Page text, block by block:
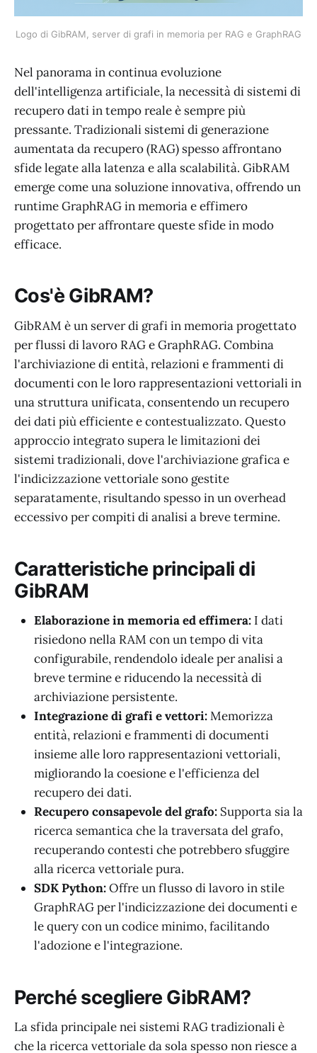
Logo di GibRAM, server di grafi in memoria per RAG e GraphRAG
Nel panorama in continua evoluzione
dell'intelligenza artificiale, la necessità di sistemi di
recupero dati in tempo reale è sempre più
pressante. Tradizionali sistemi di generazione
aumentata da recupero (RAG) spesso affrontano
sfide legate alla latenza e alla scalabilità. GibRAM
emerge come una soluzione innovativa, offrendo un
runtime GraphRAG in memoria e effimero
progettato per affrontare queste sfide in modo
efficace.
Cos'è GibRAM?
GibRAM è un server di grafi in memoria progettato
per flussi di lavoro RAG e GraphRAG. Combina
l'archiviazione di entità, relazioni e frammenti di
documenti con le loro rappresentazioni vettoriali in
una struttura unificata, consentendo un recupero
dei dati più efficiente e contestualizzato. Questo
approccio integrato supera le limitazioni dei
sistemi tradizionali, dove l'archiviazione grafica e
l'indicizzazione vettoriale sono gestite
separatamente, risultando spesso in un overhead
eccessivo per compiti di analisi a breve termine.
Caratteristiche principali di
GibRAM
Elaborazione in memoria ed effimera: I dati
risiedono nella RAM con un tempo di vita
configurabile, rendendolo ideale per analisi a
breve termine e riducendo la necessità di
archiviazione persistente.
Integrazione di grafi e vettori:Memorizza
entità, relazioni e frammenti di documenti
insieme alle loro rappresentazioni vettoriali,
migliorando la coesione e l'efficienza del
recupero dei dati.
Recupero consapevole del grafo: Supporta sia la
ricerca semantica che la traversata del grafo,
recuperando contesti che potrebbero sfuggire
alla ricerca vettoriale pura.
SDK Python:Offre un flusso di lavoro in stile
GraphRAG per l'indicizzazione dei documenti e
le query con un codice minimo, facilitando
l'adozione e l'integrazione.
Perché scegliere GibRAM?
La sfida principale nei sistemi RAG tradizionali è
che la ricerca vettoriale da sola spesso non riesce a